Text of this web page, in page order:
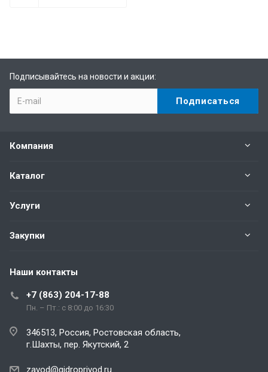
Подписывайтесь на новости и акции:
Компания
Каталог
Услуги
Закупки
Наши контакты
+7 (863) 204-17-88
Пн. – Пт.: с 8:00 до 16:30
346513, Россия, Ростовская область,
г.Шахты, пер. Якутский, 2
zavod@gidroprivod.ru